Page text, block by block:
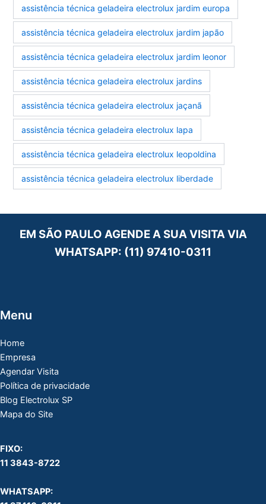
assistência técnica geladeira electrolux jardim europa
assistência técnica geladeira electrolux jardim japão
assistência técnica geladeira electrolux jardim leonor
assistência técnica geladeira electrolux jardins
assistência técnica geladeira electrolux jaçanã
assistência técnica geladeira electrolux lapa
assistência técnica geladeira electrolux leopoldina
assistência técnica geladeira electrolux liberdade
EM SÃO PAULO AGENDE A SUA VISITA VIA
WHATSAPP: (11) 97410-0311
Menu
Home
Empresa
Agendar Visita
Política de privacidade
Blog Electrolux SP
Mapa do Site
FIXO:
11 3843-8722
WHATSAPP: